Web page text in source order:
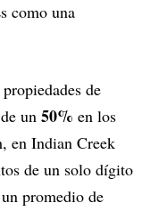
como una
de
un 50% en los
en Indian Creek
de un solo dígito
promedio de